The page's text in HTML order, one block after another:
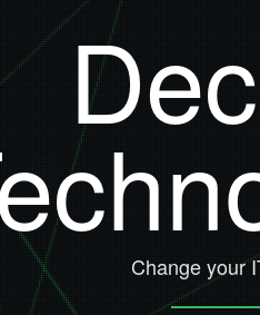
Change your